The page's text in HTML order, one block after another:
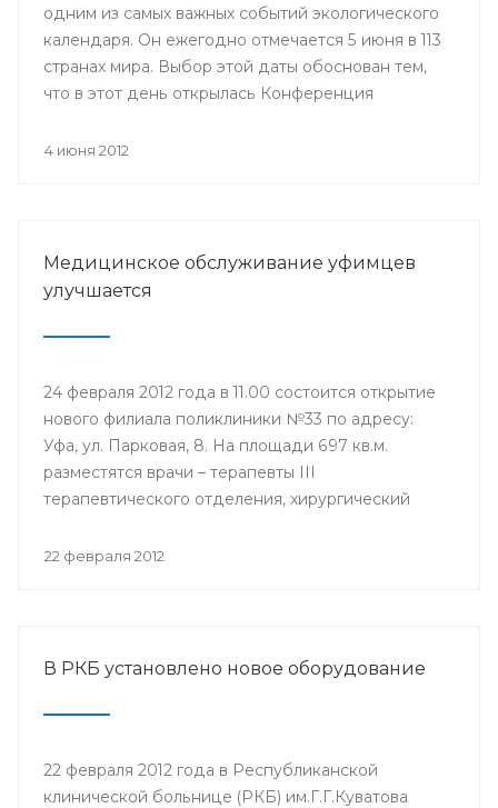
одним из самых важных событий экологического
календаря. Он ежегодно отмечается 5 июня в 113
странах мира. Выбор этой даты обоснован тем,
что в этот день открылась Конференция
проблемам окружающей человека среды
(ЮНЕП).
4 июня 2012
Медицинское обслуживание уфимцев
улучшается
24 февраля 2012 года в 11.00 состоится открытие
нового филиала поликлиники №33 по адресу:
Уфа, ул. Парковая, 8. На площади 697 кв.м.
разместятся врачи – терапевты III
терапевтического отделения, хирургический
невролога, физиотерапевтическое отделение,
Городскую клиническую больницу №6.
22 февраля 2012
В РКБ установлено новое оборудование
22 февраля 2012 года в Республиканской
клинической больнице (РКБ) им.Г.Г.Куватова